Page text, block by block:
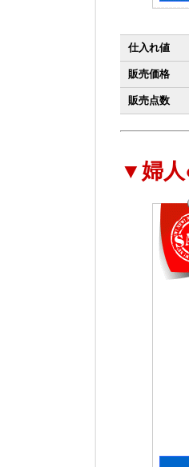
仕入れ値
販売価格
販売点数
▼婦